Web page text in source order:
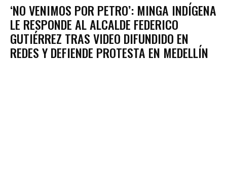
‘NO VENIMOS POR PETRO’: MINGA INDÍGENA
LE RESPONDE AL ALCALDE FEDERICO
GUTIÉRREZ TRAS VIDEO DIFUNDIDO EN
REDES Y DEFIENDE PROTESTA EN MEDELLÍN